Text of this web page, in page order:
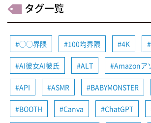
タグ一覧
◯◯界隈 100均界隈 4K
AI彼女AI彼氏 ALT Amazonア
API ASMR BABYMONSTER
BOOTH Canva ChatGPT